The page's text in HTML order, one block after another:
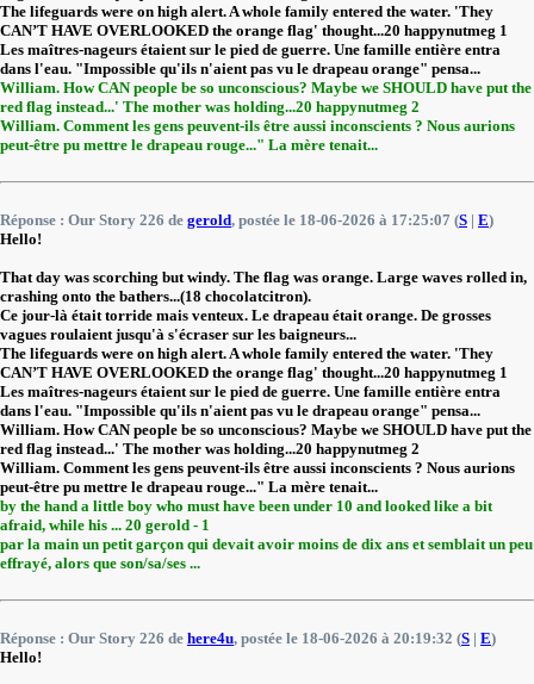
The lifeguards were on high alert. A whole family entered the water. 'They
CAN’T HAVE OVERLOOKED the orange flag' thought...20 happynutmeg 1
Les maîtres-nageurs étaient sur le pied de guerre. Une famille entière entra
dans l'eau. "Impossible qu'ils n'aient pas vu le drapeau orange" pensa...
William. How CAN people be so unconscious? Maybe we SHOULD have put the
red flag instead...' The mother was holding...20 happynutmeg 2
William. Comment les gens peuvent-ils être aussi inconscients ? Nous aurions
peut-être pu mettre le drapeau rouge..." La mère tenait...
Réponse : Our Story 226 de gerold, postée le 18-06-2026 à 17:25:07 (S | E)
Hello!
That day was scorching but windy. The flag was orange. Large waves rolled in,
crashing onto the bathers...(18 chocolatcitron).
Ce jour-là était torride mais venteux. Le drapeau était orange. De grosses
vagues roulaient jusqu'à s'écraser sur les baigneurs...
The lifeguards were on high alert. A whole family entered the water. 'They
CAN’T HAVE OVERLOOKED the orange flag' thought...20 happynutmeg 1
Les maîtres-nageurs étaient sur le pied de guerre. Une famille entière entra
dans l'eau. "Impossible qu'ils n'aient pas vu le drapeau orange" pensa...
William. How CAN people be so unconscious? Maybe we SHOULD have put the
red flag instead...' The mother was holding...20 happynutmeg 2
William. Comment les gens peuvent-ils être aussi inconscients ? Nous aurions
peut-être pu mettre le drapeau rouge..." La mère tenait...
by the hand a little boy who must have been under 10 and looked like a bit
afraid, while his ... 20 gerold - 1
par la main un petit garçon qui devait avoir moins de dix ans et semblait un peu
effrayé, alors que son/sa/ses ...
Réponse : Our Story 226 de here4u, postée le 18-06-2026 à 20:19:32 (S | E)
Hello!